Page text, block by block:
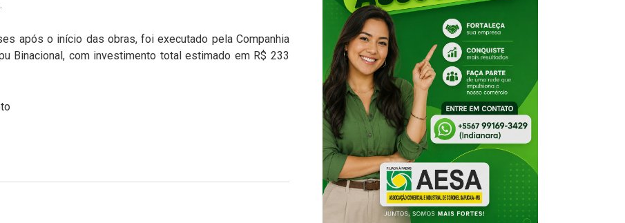
após o início das obras, foi executado pela Companhia
Binacional, com investimento total estimado em R$ 233